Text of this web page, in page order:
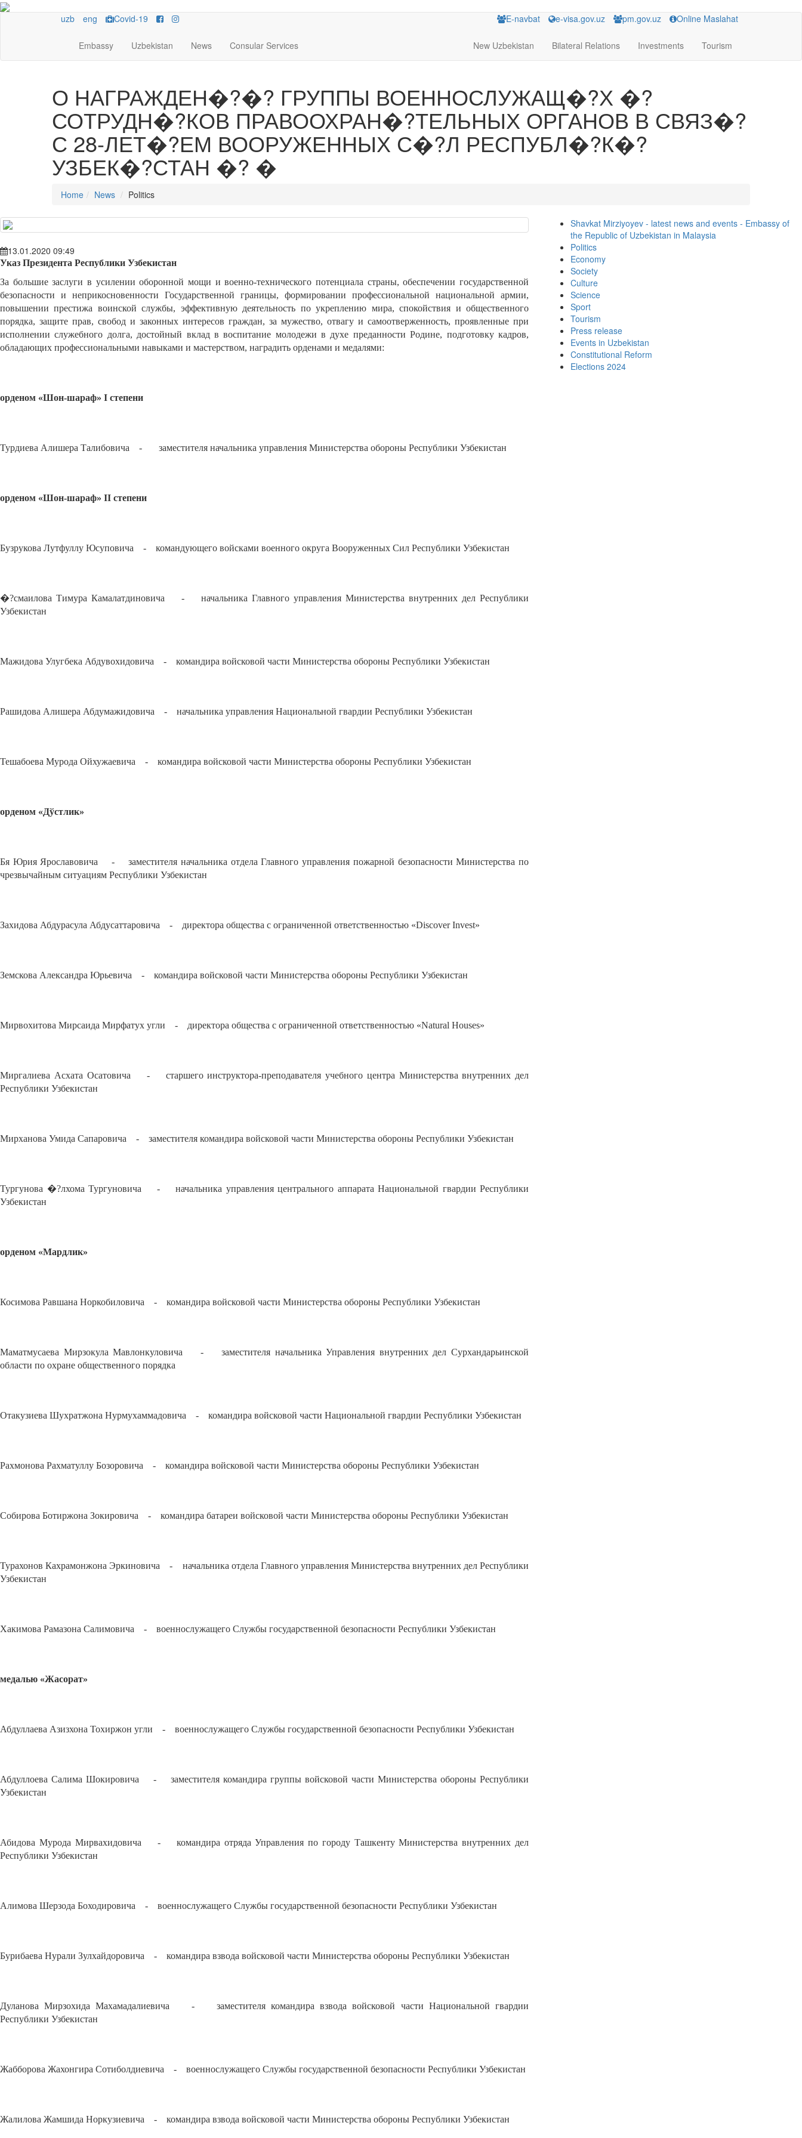
uzb eng Covid-19 E-navbat e-visa.gov.uz pm.gov.uz Online Maslahat
Embassy Uzbekistan News Consular Services New Uzbekistan Bilateral Relations Investments Tourism
О НАГРАЖДЕН�?�? ГРУППЫ ВОЕННОСЛУЖАЩ�?Х �?
СОТРУДН�?КОВ ПРАВООХРАН�?ТЕЛЬНЫХ ОРГАНОВ В СВЯЗ�?
С 28-ЛЕТ�?ЕМ ВООРУЖЕННЫХ С�?Л РЕСПУБЛ�?К�?
УЗБЕК�?СТАН �? �
Home News Politics
13.01.2020 09:49
Указ Президента Республики Узбекистан
За большие заслуги в усилении оборонной мощи и военно-технического потенциала страны, обеспечении государственной
безопасности и неприкосновенности Государственной границы, формировании профессиональной национальной армии,
повышении престижа воинской службы, эффективную деятельность по укреплению мира, спокойствия и общественного
порядка, защите прав, свобод и законных интересов граждан, за мужество, отвагу и самоотверженность, проявленные при
исполнении служебного долга, достойный вклад в воспитание молодежи в духе преданности Родине, подготовку кадров,
обладающих профессиональными навыками и мастерством, наградить орденами и медалями:
орденом «Шон-шараф» I степени
Турдиева Алишера Талибовича - заместителя начальника управления Министерства обороны Республики Узбекистан
орденом «Шон-шараф» II степени
Бузрукова Лутфуллу Юсуповича - командующего войсками военного округа Вооруженных Сил Республики Узбекистан
�?смаилова Тимура Камалатдиновича - начальника Главного управления Министерства внутренних дел Республики
Узбекистан
Мажидова Улугбека Абдувохидовича - командира войсковой части Министерства обороны Республики Узбекистан
Рашидова Алишера Абдумажидовича - начальника управления Национальной гвардии Республики Узбекистан
Тешабоева Мурода Ойхужаевича - командира войсковой части Министерства обороны Республики Узбекистан
орденом «Дўстлик»
Бя Юрия Ярославовича - заместителя начальника отдела Главного управления пожарной безопасности Министерства по
чрезвычайным ситуациям Республики Узбекистан
Захидова Абдурасула Абдусаттаровича - директора общества с ограниченной ответственностью «Discover Invest»
Земскова Александра Юрьевича - командира войсковой части Министерства обороны Республики Узбекистан
Мирвохитова Мирсаида Мирфатух угли - директора общества с ограниченной ответственностью «Natural Houses»
Миргалиева Асхата Осатовича - старшего инструктора-преподавателя учебного центра Министерства внутренних дел
Республики Узбекистан
Мирханова Умида Сапаровича - заместителя командира войсковой части Министерства обороны Республики Узбекистан
Тургунова �?лхома Тургуновича - начальника управления центрального аппарата Национальной гвардии Республики
Узбекистан
орденом «Мардлик»
Косимова Равшана Норкобиловича - командира войсковой части Министерства обороны Республики Узбекистан
Маматмусаева Мирзокула Мавлонкуловича - заместителя начальника Управления внутренних дел Сурхандарьинской
области по охране общественного порядка
Отакузиева Шухратжона Нурмухаммадовича - командира войсковой части Национальной гвардии Республики Узбекистан
Рахмонова Рахматуллу Бозоровича - командира войсковой части Министерства обороны Республики Узбекистан
Собирова Ботиржона Зокировича - командира батареи войсковой части Министерства обороны Республики Узбекистан
Турахонов Кахрамонжона Эркиновича - начальника отдела Главного управления Министерства внутренних дел Республики
Узбекистан
Хакимова Рамазона Салимовича - военнослужащего Службы государственной безопасности Республики Узбекистан
медалью «Жасорат»
Абдуллаева Азизхона Тохиржон угли - военнослужащего Службы государственной безопасности Республики Узбекистан
Абдуллоева Салима Шокировича - заместителя командира группы войсковой части Министерства обороны Республики
Узбекистан
Абидова Мурода Мирвахидовича - командира отряда Управления по городу Ташкенту Министерства внутренних дел
Республики Узбекистан
Алимова Шерзода Боходировича - военнослужащего Службы государственной безопасности Республики Узбекистан
Бурибаева Нурали Зулхайдоровича - командира взвода войсковой части Министерства обороны Республики Узбекистан
Дуланова Мирзохида Махамадалиевича - заместителя командира взвода войсковой части Национальной гвардии
Республики Узбекистан
Жабборова Жахонгира Сотиболдиевича - военнослужащего Службы государственной безопасности Республики Узбекистан
Жалилова Жамшида Норкузиевича - командира взвода войсковой части Министерства обороны Республики Узбекистан
Shavkat Mirziyoyev - latest news and events - Embassy of
the Republic of Uzbekistan in Malaysia
Politics
Economy
Society
Culture
Science
Sport
Tourism
Press release
Events in Uzbekistan
Constitutional Reform
Elections 2024